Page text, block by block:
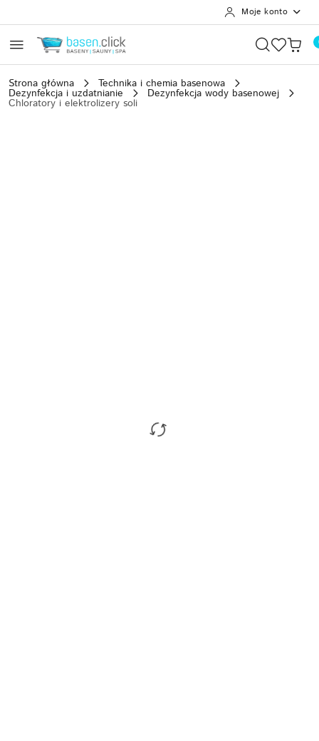
Moje konto
Strona główna Technika i chemia basenowa
Dezynfekcja i uzdatnianie Dezynfekcja wody basenowej
Chloratory i elektrolizery soli